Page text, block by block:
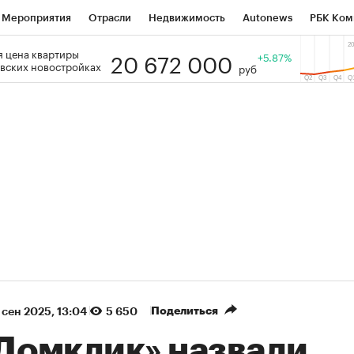
Мероприятия Отрасли Недвижимость Autonews РБК
РБК Образование Тренды
цена квартиры
новостройках
20 672 000 руб
+5.87%
сен 2025, 13:04 5 650 Поделиться